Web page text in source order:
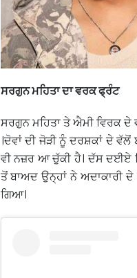
ਸਰਗੁਨ ਮਹਿਤਾ ਦਾ ਵਰਕ ਫ੍ਰੰਟ
ਸਰਗੁਨ ਮਹਿਤਾ ਤੇ ਐਮੀ ਵਿਰਕ
।ਦੋਵਾਂ ਦੀ ਜੋੜੀ ਨੂੰ ਦਰਸ਼ਕਾਂ ਦੇ
ਵੀ ਨਜ਼ਰ ਆ ਚੁੱਕੀ ਹੈ। ਦੱਸ ਦਈਏ
ਤੋਂ ਬਾਅਦ ਉਨ੍ਹਾਂ ਨੇ ਅਦਾਕਾਰੀ
ਗਿਆ।